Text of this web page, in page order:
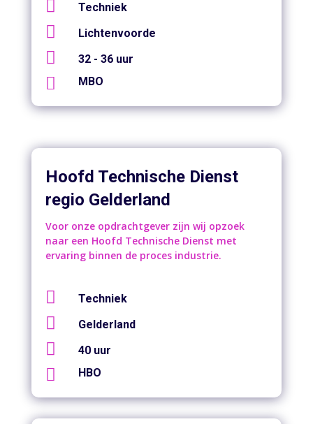
 Techniek
 Lichtenvoorde
 32 - 36 uur
 MBO
Hoofd Technische Dienst
regio Gelderland
Voor onze opdrachtgever zijn wij opzoek
naar een Hoofd Technische Dienst met
ervaring binnen de proces industrie.
 Techniek
 Gelderland
 40 uur
 HBO